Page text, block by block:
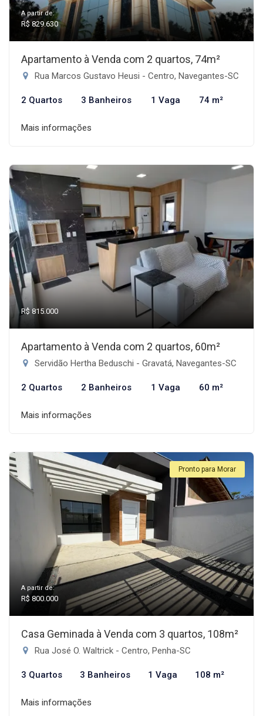
A partir de:
R$ 829.630
Apartamento à Venda com 2 quartos, 74m²
Rua Marcos Gustavo Heusi - Centro, Navegantes-SC
2 Quartos 3 Banheiros 1 Vaga 74 m²
Mais informações
R$ 815.000
Apartamento à Venda com 2 quartos, 60m²
Servidão Hertha Beduschi - Gravatá, Navegantes-SC
2 Quartos 2 Banheiros 1 Vaga 60 m²
Mais informações
Pronto para Morar
A partir de:
R$ 800.000
Casa Geminada à Venda com 3 quartos, 108m²
Rua José O. Waltrick - Centro, Penha-SC
3 Quartos 3 Banheiros 1 Vaga 108 m²
Mais informações